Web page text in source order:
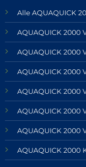
Alle AQUAQUICK
AQUAQUICK 2000
AQUAQUICK 2000
AQUAQUICK 2000
AQUAQUICK 2000
AQUAQUICK 2000
AQUAQUICK 2000
AQUAQUICK